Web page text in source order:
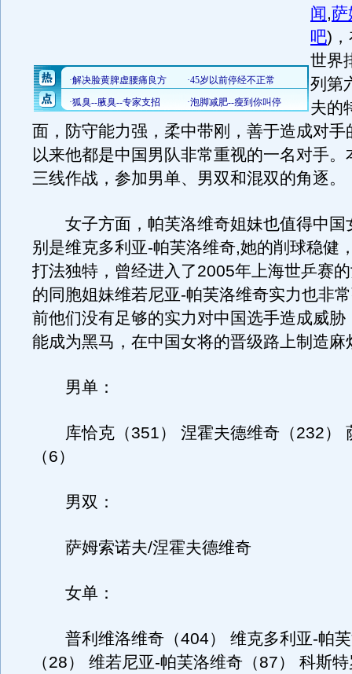
闻,萨
吧)
世界
列第
夫的
面，防守能力强，柔中带刚，善于造成对手
以来他都是中国男队非常重视的一名对手。
三线作战，参加男单、男双和混双的角逐。
女子方面，帕芙洛维奇姐妹也值得中国
别是维克多利亚-帕芙洛维奇,她的削球稳健
打法独特，曾经进入了2005年上海世乒赛
的同胞姐妹维若尼亚-帕芙洛维奇实力也非
前他们没有足够的实力对中国选手造成威胁
能成为黑马，在中国女将的晋级路上制造麻
男单：
库恰克（351） 涅霍夫德维奇（232）
（6）
男双：
萨姆索诺夫/涅霍夫德维奇
女单：
普利维洛维奇（404） 维克多利亚-帕芙
（28） 维若尼亚-帕芙洛维奇（87） 科斯